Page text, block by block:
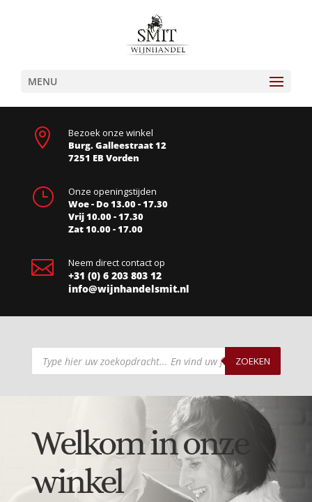
MENU

Bezoek onze winkel
Burg. Galleestraat 12
7251 EB Vorden
}
Onze openingstijden
Woe - Do 13.00 - 17.30
Vrij 10.00 - 17.30
Zat 10.00 - 17.00
 Neem direct contact op
+31 (0) 6 203 803 12
info@wijnhandelsmit.nl
Producten
zoeken ZOEKEN
Welkom in onze
winkel